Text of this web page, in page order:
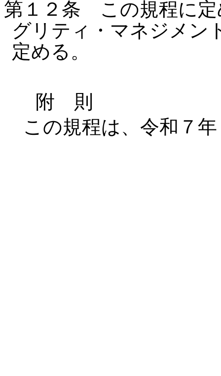
第１２条 この規程に定
グリティ・マネジメン
定める。
附 則
この規程は、令和７